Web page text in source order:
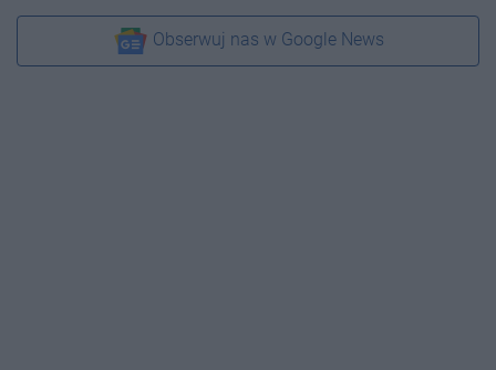
Obserwuj nas w Google News